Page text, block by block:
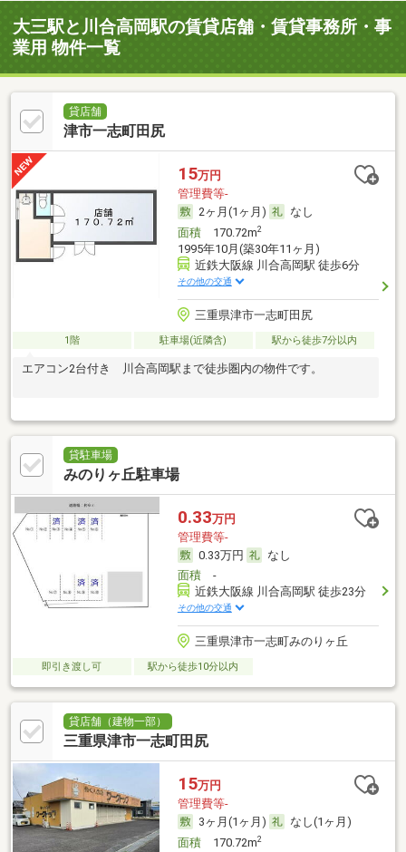
大三駅と川合高岡駅の賃貸店舗・賃貸事務所・事
業用 物件一覧
貸店舗
津市一志町田尻
15万円
管理費等-
2ヶ月(1ヶ月)
なし
面積170.72m2
1995年10月(築30年11ヶ月)
近鉄大阪線 川合高岡駅 徒歩6分
その他の交通
三重県津市一志町田尻
1階 駐車場(近隣含) 駅から徒歩7分以内
エアコン2台付き 川合高岡駅まで徒歩圏内の物件です。
貸駐車場
みのりヶ丘駐車場
0.33万円
管理費等-
0.33万円
なし
面積-
近鉄大阪線 川合高岡駅 徒歩23分
その他の交通
三重県津市一志町みのりヶ丘
即引き渡し可 駅から徒歩10分以内
貸店舗（建物一部）
三重県津市一志町田尻
15万円
管理費等-
3ヶ月(1ヶ月)
なし(1ヶ月)
面積170.72m2